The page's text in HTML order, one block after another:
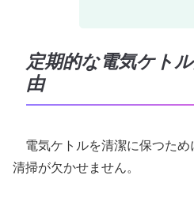
定期的な電気ケト
由
電気ケトルを清潔に保つため
清掃が欠かせません。